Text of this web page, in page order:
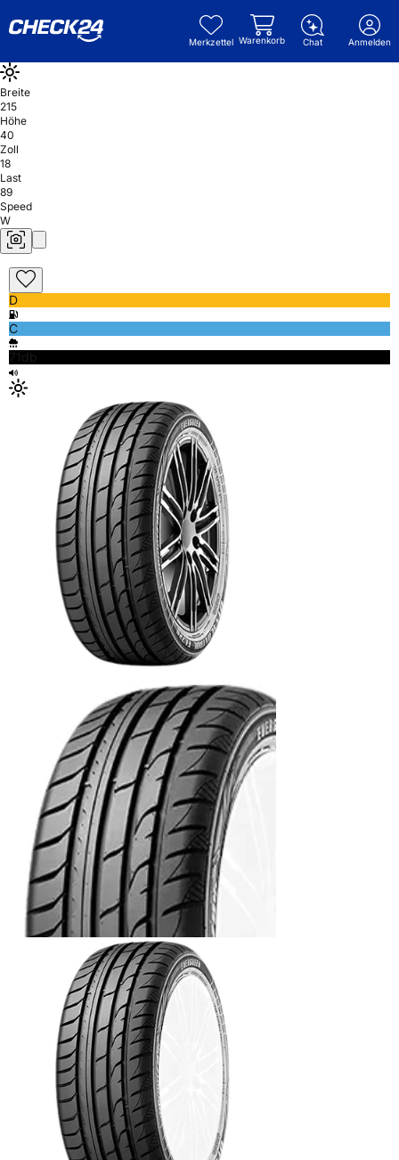
Merkzettel Warenkorb Chat Anmelden
Breite
215
Höhe
40
Zoll
18
Last
89
Speed
W
D
C
71db